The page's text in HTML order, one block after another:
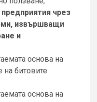
чрез
извършващи
и
основа на
на битовите
основа на